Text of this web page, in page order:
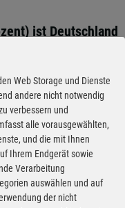
ist Deutschland
schob sich das
der
Auslieferungen
tschechischen
Rückläufig war
Osteururopa, in
Modell
Octavia mit
Web Storage und Dienste
andere nicht notwendig
verbessern und
alle vorausgewählten,
und die mit Ihnen
Ihrem Endgerät sowie
Verarbeitung
auswählen und auf
der nicht